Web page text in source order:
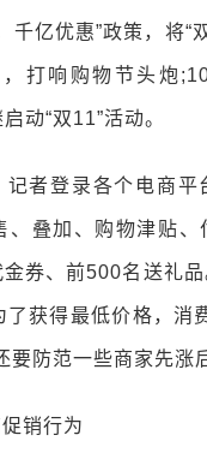
千亿优惠”政策，将“
打响购物节头炮
动“双11”活动。
记者登录各个电商平
、叠加、购物津贴、
券、前500名送礼
获得最低价格，消
要防范一些商家先涨
销行为